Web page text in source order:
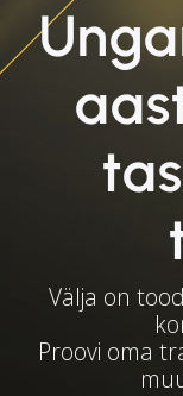
Välja on
Proovi oma